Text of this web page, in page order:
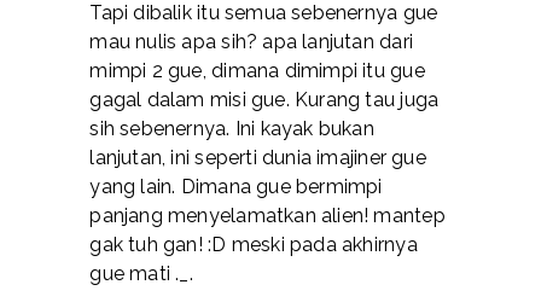
Tapi dibalik itu semua sebenernya gue
mau nulis apa sih? apa lanjutan dari
mimpi 2 gue, dimana dimimpi itu gue
gagal dalam misi gue. Kurang tau juga
sih sebenernya. Ini kayak bukan
lanjutan, ini seperti dunia imajiner gue
yang lain. Dimana gue bermimpi
panjang menyelamatkan alien! mantep
gak tuh gan! :D meski pada akhirnya
gue mati ._.